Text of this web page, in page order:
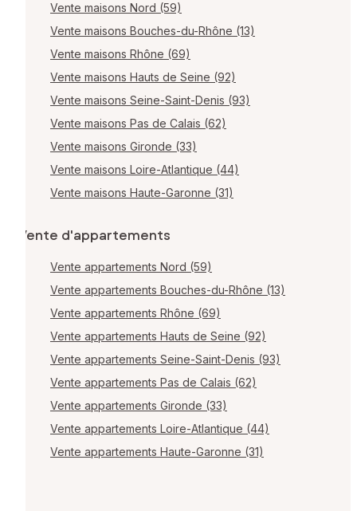
Vente maisons Nord (59)
Vente maisons Bouches-du-Rhône (13)
Vente maisons Rhône (69)
Vente maisons Hauts de Seine (92)
Vente maisons Seine-Saint-Denis (93)
Vente maisons Pas de Calais (62)
Vente maisons Gironde (33)
Vente maisons Loire-Atlantique (44)
Vente maisons Haute-Garonne (31)
Vente d'appartements
Vente appartements Nord (59)
Vente appartements Bouches-du-Rhône (13)
Vente appartements Rhône (69)
Vente appartements Hauts de Seine (92)
Vente appartements Seine-Saint-Denis (93)
Vente appartements Pas de Calais (62)
Vente appartements Gironde (33)
Vente appartements Loire-Atlantique (44)
Vente appartements Haute-Garonne (31)